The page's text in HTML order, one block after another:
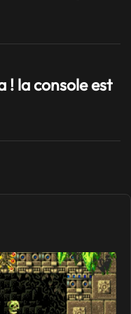
! la console est